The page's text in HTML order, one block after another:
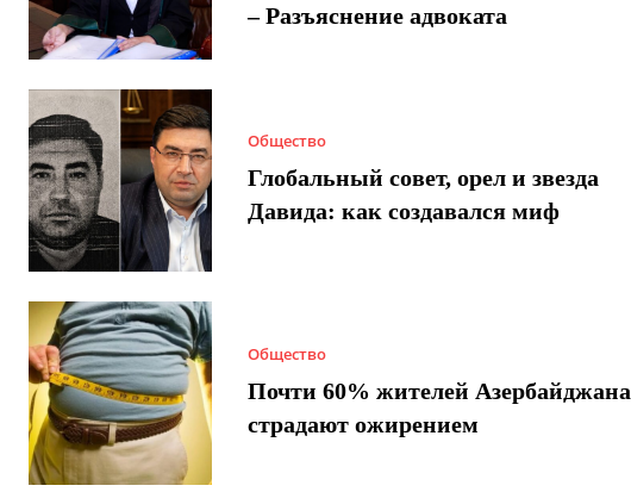
– Разъяснение адвоката
Общество
Глобальный совет, орел и звезда
Давида: как создавался миф
Общество
Почти 60% жителей Азербайджана
страдают ожирением